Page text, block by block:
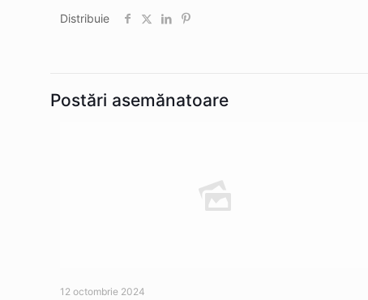
Distribuie
Postări asemănatoare
12 octombrie 2024